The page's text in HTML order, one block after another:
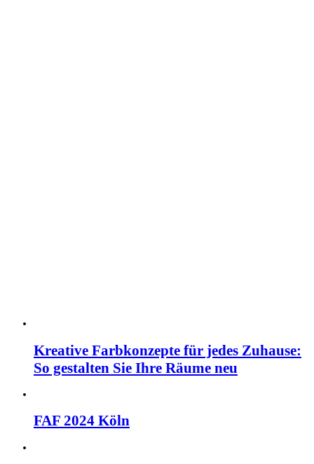
Kreative Farbkonzepte für jedes Zuhause:
So gestalten Sie Ihre Räume neu
FAF 2024 Köln